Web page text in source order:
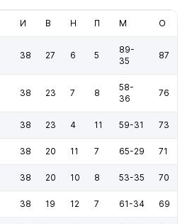
И В Н П М О
38 27 6 5
89-
35
87
38 23 7 8
58-
36
76
38 23 4 11 59-31 73
38 20 11 7 65-29 71
38 20 10 8 53-35 70
38 19 12 7 61-34 69